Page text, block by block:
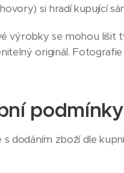
si hradí kupující
výrobky se mohou
originál.
podmínky
dodáním zboží dle